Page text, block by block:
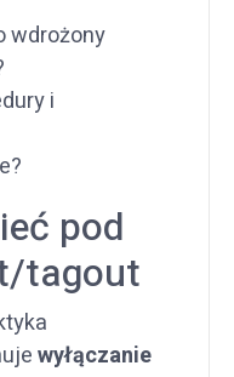
wdrożony
i
pod
tagout
wyłączanie